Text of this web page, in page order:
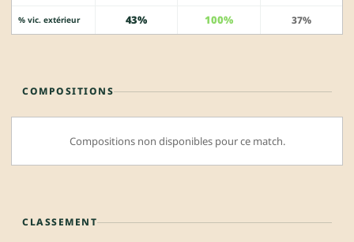
% vic. extérieur 43% 100% 37%
COMPOSITIONS
Compositions non disponibles pour ce match.
CLASSEMENT